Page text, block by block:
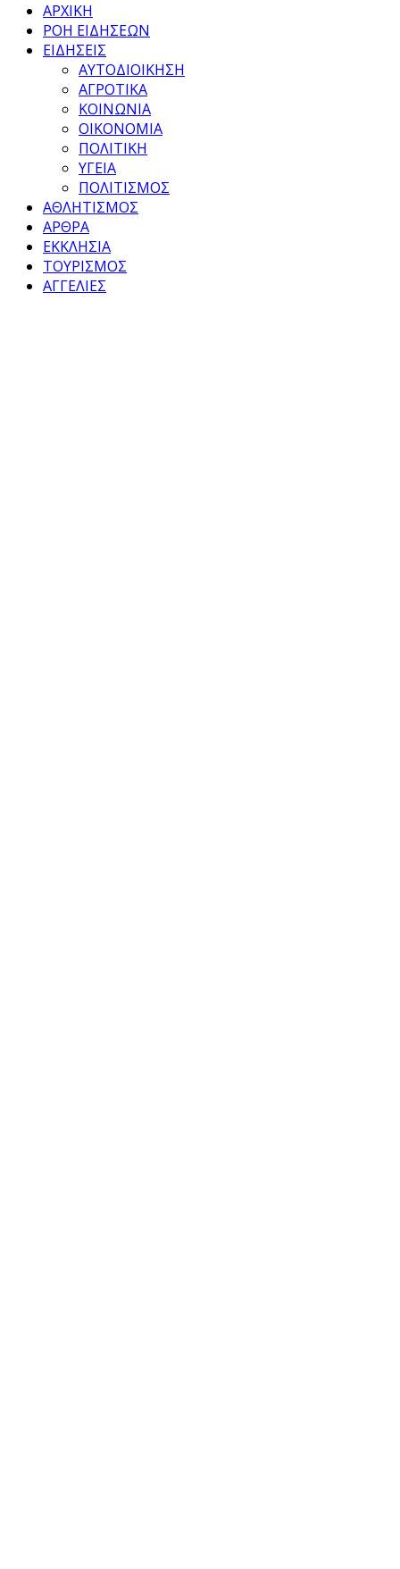
ΑΡΧΙΚΗ
ΡΟΗ ΕΙΔΗΣΕΩΝ
ΕΙΔΗΣΕΙΣ
ΑΥΤΟΔΙΟΙΚΗΣΗ
ΑΓΡΟΤΙΚΑ
ΚΟΙΝΩΝΙΑ
ΟΙΚΟΝΟΜΙΑ
ΠΟΛΙΤΙΚΗ
ΥΓΕΙΑ
ΠΟΛΙΤΙΣΜΟΣ
ΑΘΛΗΤΙΣΜΟΣ
ΑΡΘΡΑ
ΕΚΚΛΗΣΙΑ
ΤΟΥΡΙΣΜΟΣ
ΑΓΓΕΛΙΕΣ